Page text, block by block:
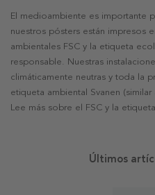
El medioambiente es importante
nuestros pósters están impresos
ambientales FSC y la etiqueta
responsable. Nuestras
climáticamente neutras y toda la
etiqueta ambiental Svanen
Lee más sobre el FSC y la
Últimos